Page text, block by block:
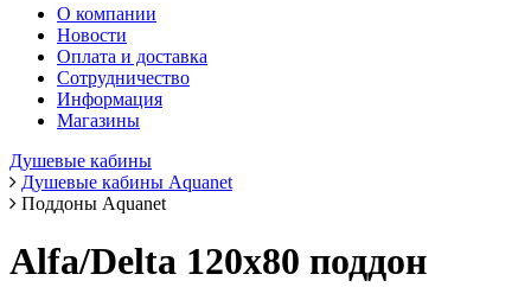
О компании
Новости
Оплата и доставка
Сотрудничество
Информация
Магазины
Душевые кабины
Душевые кабины Aquanet
Поддоны Aquanet
Alfa/Delta 120х80 поддон